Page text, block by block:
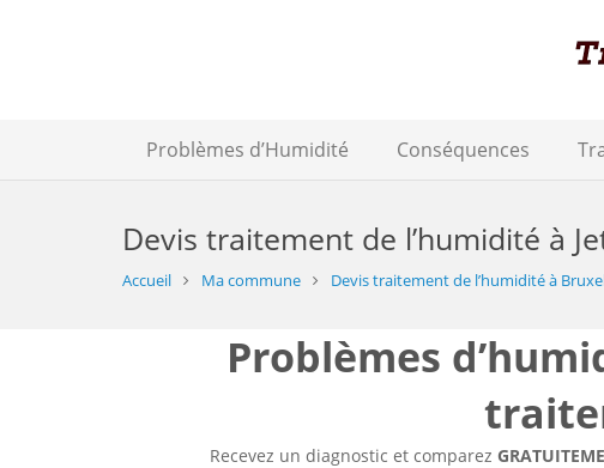
Problèmes d’Humidité Conséquences
Devis traitement de l’humidité à
Accueil Ma commune Devis traitement de l’humidité à
Problèmes
Recevez un diagnostic et comparez